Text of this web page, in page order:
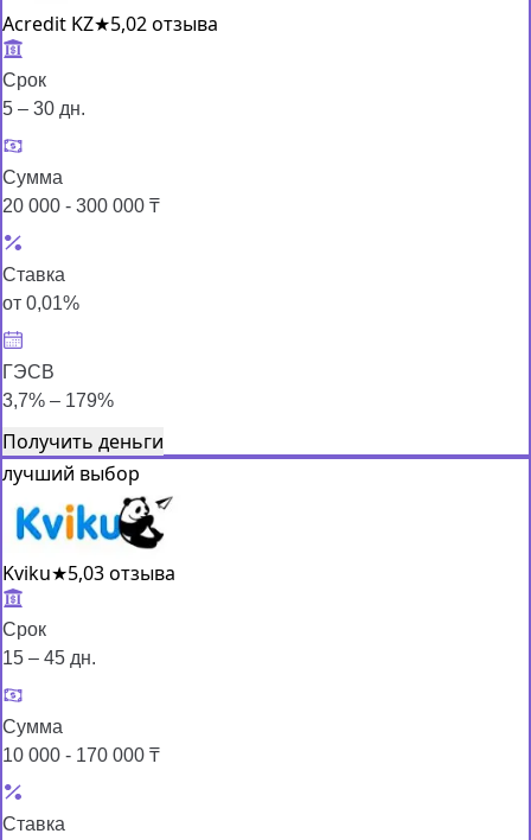
Acredit KZ★5,02 отзыва
Срок
5 – 30 дн.
Сумма
20 000 - 300 000 ₸
Ставка
от 0,01%
ГЭСВ
3,7% – 179%
Получить деньги
лучший выбор
Kviku★5,03 отзыва
Срок
15 – 45 дн.
Сумма
10 000 - 170 000 ₸
Ставка